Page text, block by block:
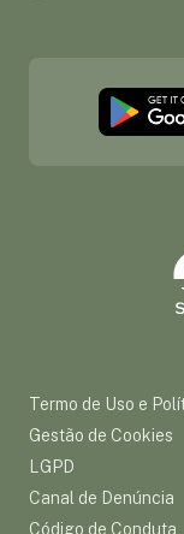
Termo de Uso e
Gestão de Cookies
LGPD
Canal de Denúncia
Código de Conduta